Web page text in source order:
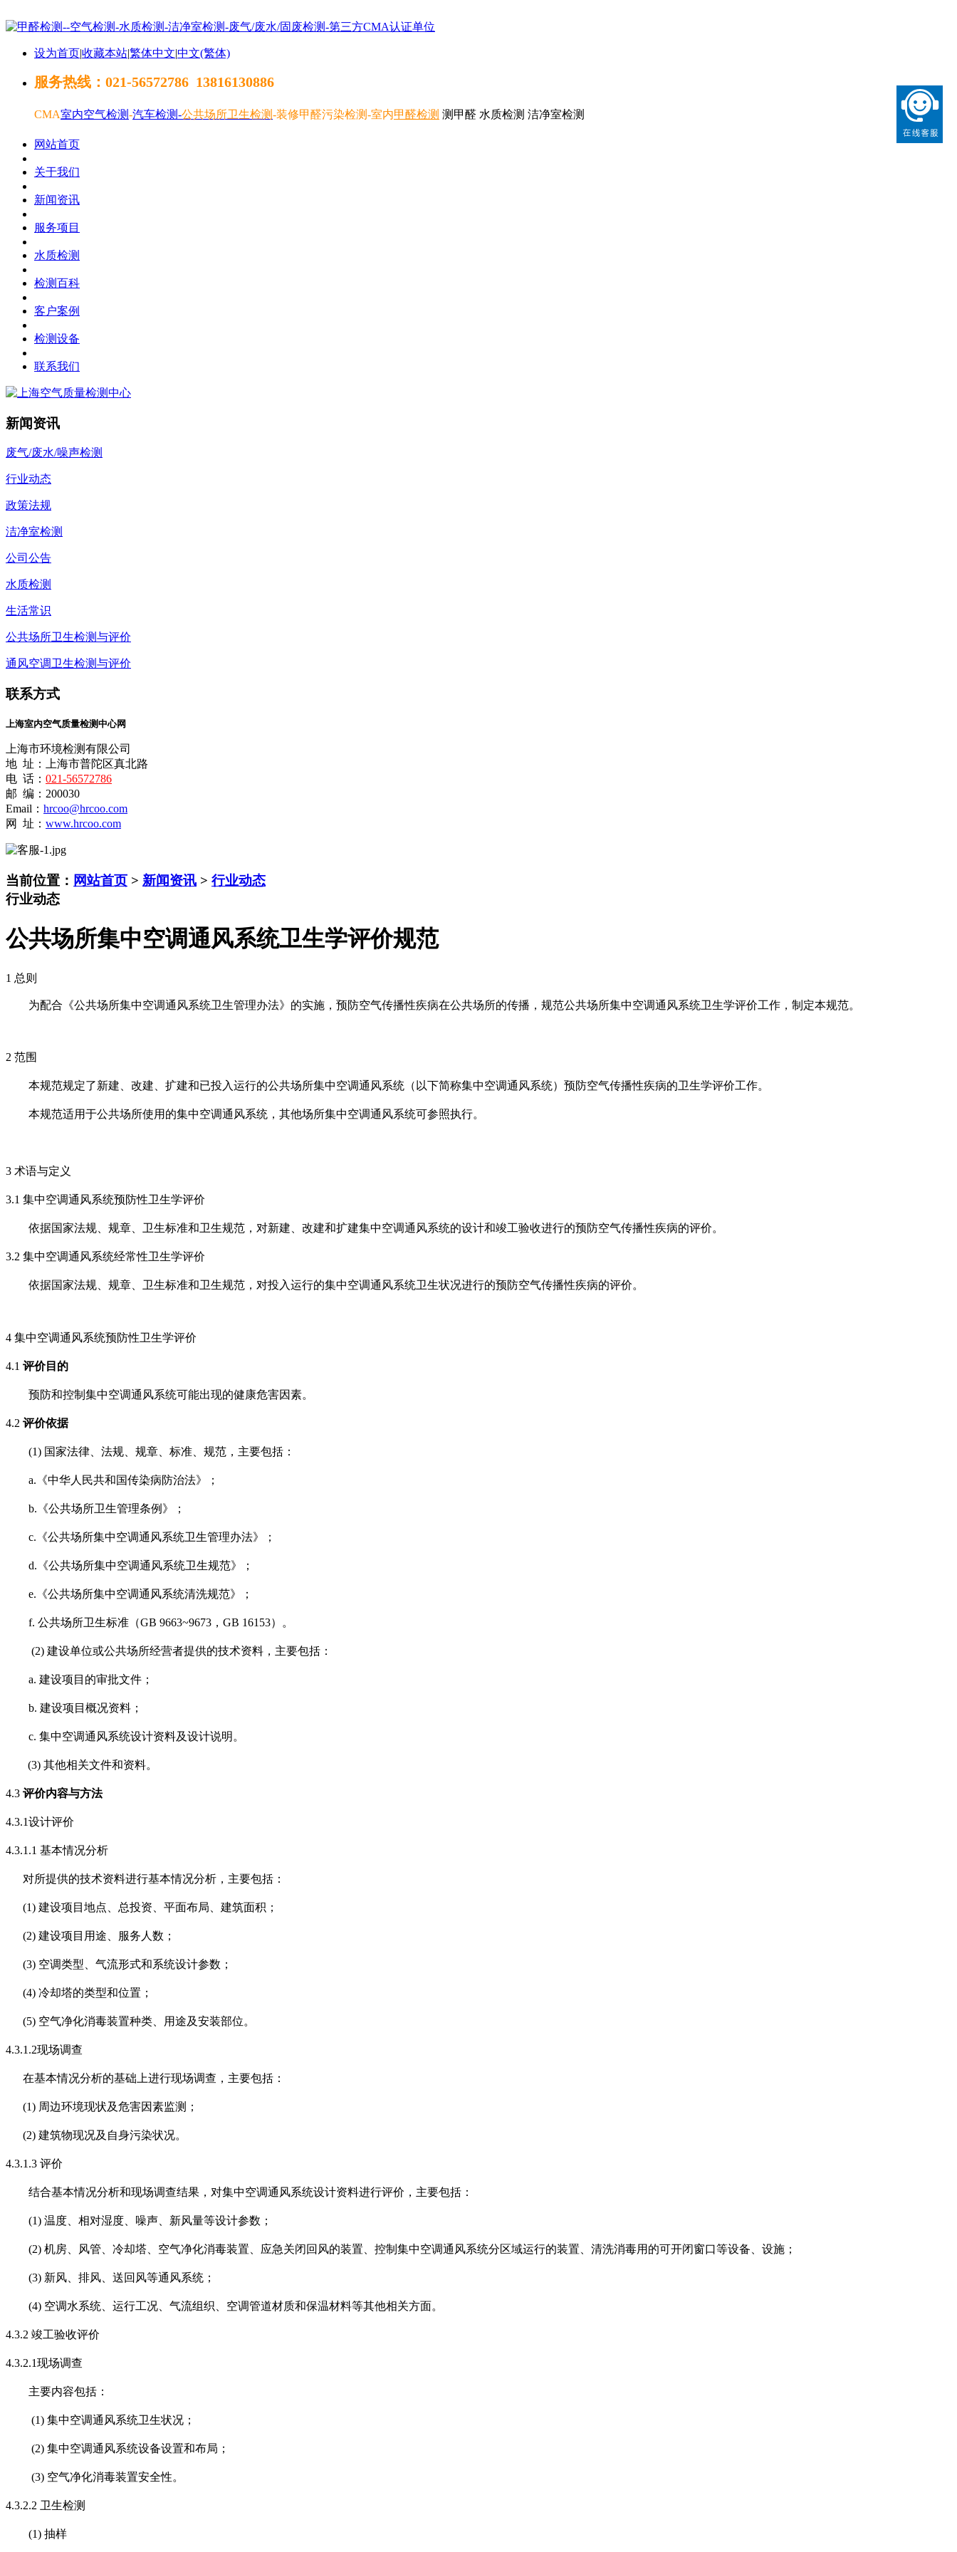
设为首页|收藏本站|繁体中文|中文(繁体)
服务热线：021-56572786 13816130886
CMA室内空气检测-汽车检测-公共场所卫生检测-装修甲醛污染检测-室内甲醛检测 测甲醛 水质检测 洁净室检测
网站首页
关于我们
新闻资讯
服务项目
水质检测
检测百科
客户案例
检测设备
联系我们
新闻资讯
废气/废水/噪声检测
行业动态
政策法规
洁净室检测
公司公告
水质检测
生活常识
公共场所卫生检测与评价
通风空调卫生检测与评价
联系方式
上海室内空气质量检测中心网
上海市环境检测有限公司
地 址：上海市普陀区真北路
电 话： 021-56572786
邮 编：200030
Email： hrcoo@hrcoo.com
网 址： www.hrcoo.com
当前位置： 网站首页 > 新闻资讯 > 行业动态
行业动态
公共场所集中空调通风系统卫生学评价规范
1 总则
为配合《公共场所集中空调通风系统卫生管理办法》的实施，预防空气传播性疾病在公共场所的传播，规范公共场所集中空调通风系统卫生学评价工作，制定本规范。
2 范围
本规范规定了新建、改建、扩建和已投入运行的公共场所集中空调通风系统（以下简称集中空调通风系统）预防空气传播性疾病的卫生学评价工作。
本规范适用于公共场所使用的集中空调通风系统，其他场所集中空调通风系统可参照执行。
3 术语与定义
3.1 集中空调通风系统预防性卫生学评价
依据国家法规、规章、卫生标准和卫生规范，对新建、改建和扩建集中空调通风系统的设计和竣工验收进行的预防空气传播性疾病的评价。
3.2 集中空调通风系统经常性卫生学评价
依据国家法规、规章、卫生标准和卫生规范，对投入运行的集中空调通风系统卫生状况进行的预防空气传播性疾病的评价。
4 集中空调通风系统预防性卫生学评价
4.1 评价目的
预防和控制集中空调通风系统可能出现的健康危害因素。
4.2 评价依据
(1) 国家法律、法规、规章、标准、规范，主要包括：
a. 《中华人民共和国传染病防治法》；
b. 《公共场所卫生管理条例》；
c. 《公共场所集中空调通风系统卫生管理办法》；
d. 《公共场所集中空调通风系统卫生规范》；
e. 《公共场所集中空调通风系统清洗规范》；
f. 公共场所卫生标准（GB 9663~9673 ， GB 16153）。
(2) 建设单位或公共场所经营者提供的技术资料，主要包括：
a. 建设项目的审批文件；
b. 建设项目概况资料；
c. 集中空调通风系统设计资料及设计说明。
(3) 其他相关文件和资料。
4.3 评价内容与方法
4.3.1设计评价
4.3.1.1 基本情况分析
对所提供的技术资料进行基本情况分析，主要包括：
(1) 建设项目地点、总投资、平面布局、建筑面积；
(2) 建设项目用途、服务人数；
(3) 空调类型、气流形式和系统设计参数；
(4) 冷却塔的类型和位置；
(5) 空气净化消毒装置种类、用途及安装部位。
4.3.1.2现场调查
在基本情况分析的基础上进行现场调查，主要包括：
(1) 周边环境现状及危害因素监测；
(2) 建筑物现况及自身污染状况。
4.3.1.3 评价
结合基本情况分析和现场调查结果，对集中空调通风系统设计资料进行评价，主要包括：
(1) 温度、相对湿度、噪声、新风量等设计参数；
(2) 机房、风管、冷却塔、空气净化消毒装置、应急关闭回风的装置、控制集中空调通风系统分区域运行的装置、清洗消毒用的可开闭窗口等设备、设施；
(3) 新风、排风、送回风等通风系统；
(4) 空调水系统、运行工况、气流组织、空调管道材质和保温材料等其他相关方面。
4.3.2 竣工验收评价
4.3.2.1现场调查
主要内容包括：
(1) 集中空调通风系统卫生状况；
(2) 集中空调通风系统设备设置和布局；
(3) 空气净化消毒装置安全性。
4.3.2.2 卫生检测
(1) 抽样